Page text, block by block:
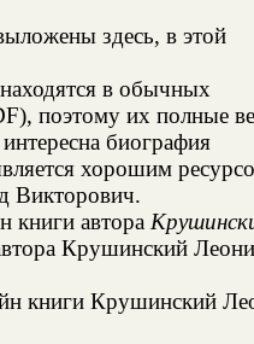
здесь, в этой
в обычных
поэтому их полные
биография
хорошим
Викторович.
книги автора
Крушинский
книги Крушинский